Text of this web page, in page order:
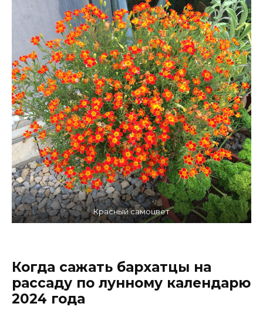
Красный самоцвет
Когда сажать бархатцы на
рассаду по лунному календарю
2024 года